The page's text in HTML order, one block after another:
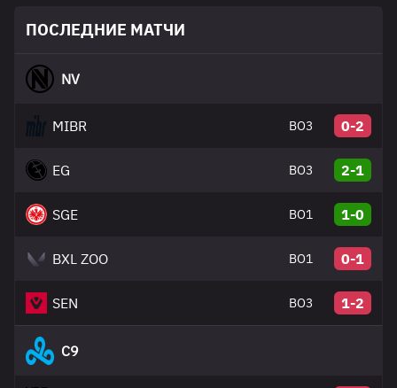
ПОСЛЕДНИЕ МАТЧИ
NV
MIBR BO3 0-2
EG BO3 2-1
SGE BO1 1-0
BXL ZOO BO1 0-1
SEN BO3 1-2
C9